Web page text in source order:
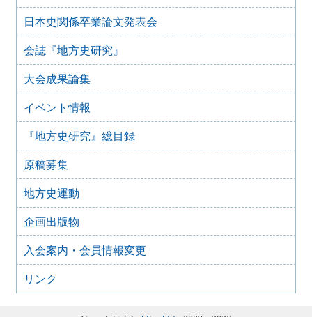
『地方史研究』432号 第74巻第6号 2024年12月
2024年11月21日
『地方史研究』431号 第74巻第5号 2024年10月
2024年11月20日
『地方史研究』430号 第74巻第4号 2024年8月
2024年6月4日
『地方史研究』429号 第75巻第3号 2024年6月
2024年6月4日
『地方史研究』428号 第74巻第2号 2024年4月
2024年6月4日
『地方史研究』427号 第74巻第1号 2024年2月
『地方史研究』426号 第73巻第6号 2023年12月
2023年12月24日
『地方史研究』425号 第73巻第5号 2023年10月
2023年8月15日
『地方史研究』424号 第73巻第4号 2023年8月
日本史関係卒業論文発表会
会誌『地方史研究』
大会成果論集
イベント情報
『地方史研究』総目録
原稿募集
地方史運動
企画出版物
入会案内・会員情報変更
リンク